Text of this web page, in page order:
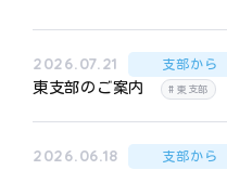
2026.07.21 支部から
東支部のご案内 東支部
2026.06.18 支部から